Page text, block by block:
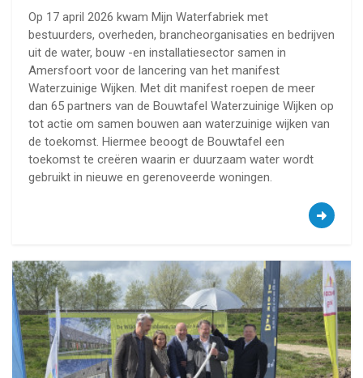
Op 17 april 2026 kwam Mijn Waterfabriek met
bestuurders, overheden, brancheorganisaties en bedrijven
uit de water, bouw -en installatiesector samen in
Amersfoort voor de lancering van het manifest
Waterzuinige Wijken. Met dit manifest roepen de meer
dan 65 partners van de Bouwtafel Waterzuinige Wijken op
tot actie om samen bouwen aan waterzuinige wijken van
de toekomst. Hiermee beoogt de Bouwtafel een
toekomst te creëren waarin er duurzaam water wordt
gebruikt in nieuwe en gerenoveerde woningen.